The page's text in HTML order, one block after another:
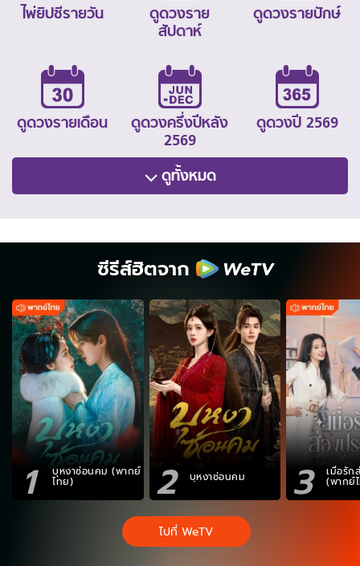
ไพ่ยิปซีรายวัน
ดูดวงราย
สัปดาห์
ดูดวงรายปักษ์
ดูดวงรายเดือน
ดูดวงครึ่งปีหลัง
2569
ดูดวงปี 2569
ดูทั้งหมด
ซีรีส์ฮิตจาก
1 บุหงาซ่อนคม (พากย์
ไทย) 2 บุหงาซ่อนคม 3 เมื่อรัก
(พากย์
ไปที่ WeTV